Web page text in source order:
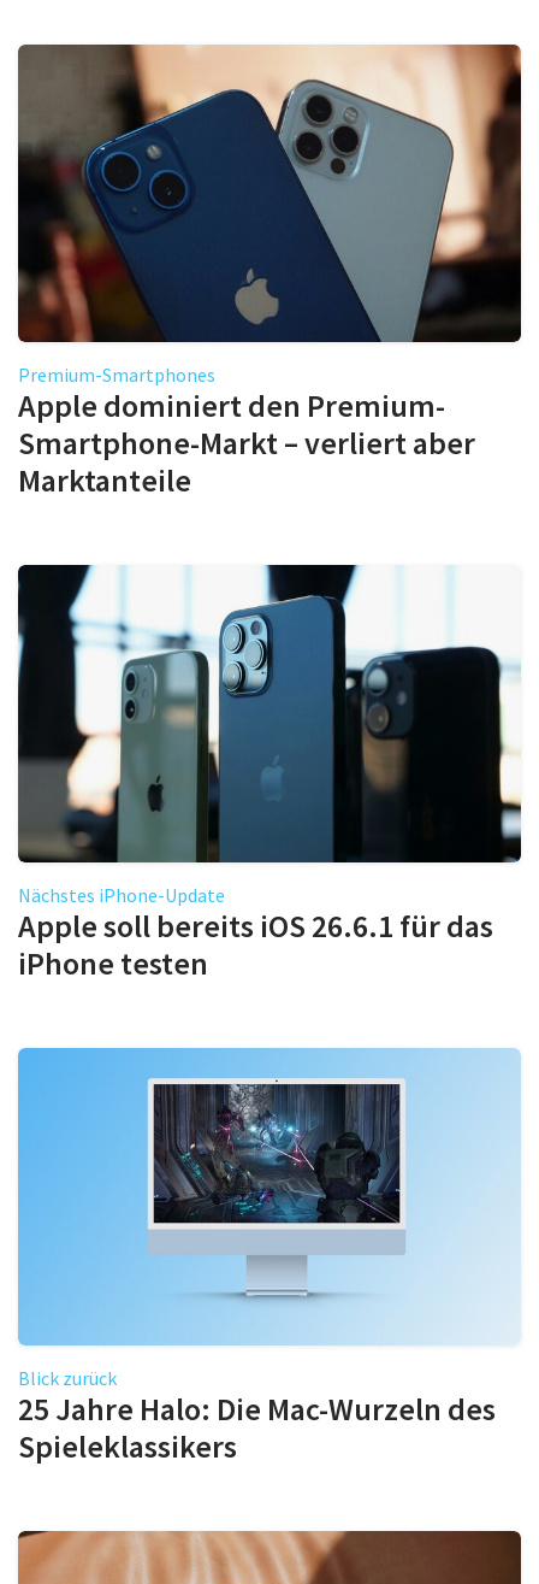
Premium-Smartphones
Apple dominiert den Premium-
Smartphone-Markt – verliert aber
Marktanteile
Nächstes iPhone-Update
Apple soll bereits iOS 26.6.1 für das
iPhone testen
Blick zurück
25 Jahre Halo: Die Mac-Wurzeln des
Spieleklassikers